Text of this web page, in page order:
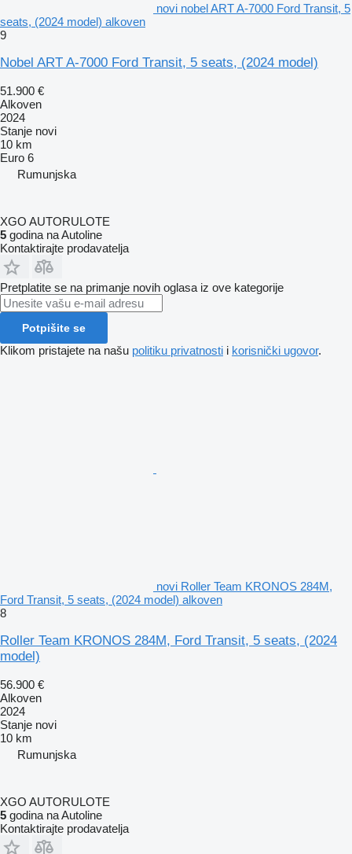
novi nobel ART A-7000 Ford Transit, 5
seats, (2024 model) alkoven
9
Nobel ART A-7000 Ford Transit, 5 seats, (2024 model)
51.900 €
Alkoven
2024
Stanje novi
10 km
Euro 6
Rumunjska
XGO AUTORULOTE
5 godina na Autoline
Kontaktirajte prodavatelja
Pretplatite se na primanje novih oglasa iz ove kategorije
Potpišite se
Klikom pristajete na našu politiku privatnosti i korisnički ugovor.
novi Roller Team KRONOS 284M,
Ford Transit, 5 seats, (2024 model) alkoven
8
Roller Team KRONOS 284M, Ford Transit, 5 seats, (2024
model)
56.900 €
Alkoven
2024
Stanje novi
10 km
Rumunjska
XGO AUTORULOTE
5 godina na Autoline
Kontaktirajte prodavatelja